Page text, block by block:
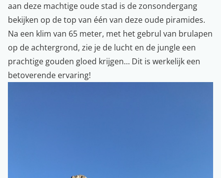
aan deze machtige oude stad is de zonsondergang
bekijken op de top van één van deze oude piramides.
Na een klim van 65 meter, met het gebrul van brulapen
op de achtergrond, zie je de lucht en de jungle een
prachtige gouden gloed krijgen… Dit is werkelijk een
betoverende ervaring!